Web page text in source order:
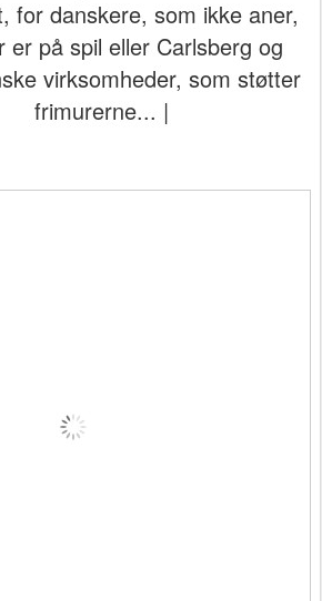
for danskere, som ikke aner,
er på spil eller Carlsberg og
virksomheder, som støtter
frimurerne... |